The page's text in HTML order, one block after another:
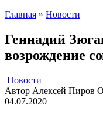
Главная » Новости
Геннадий
возрождение
Новости
Автор Алексей Пиров
04.07.2020